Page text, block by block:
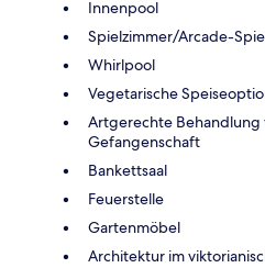
Innenpool
Spielzimmer/Arcade-
Whirlpool
Vegetarische
Artgerechte Behandlung
Gefangenschaft
Bankettsaal
Feuerstelle
Gartenmöbel
Architektur im